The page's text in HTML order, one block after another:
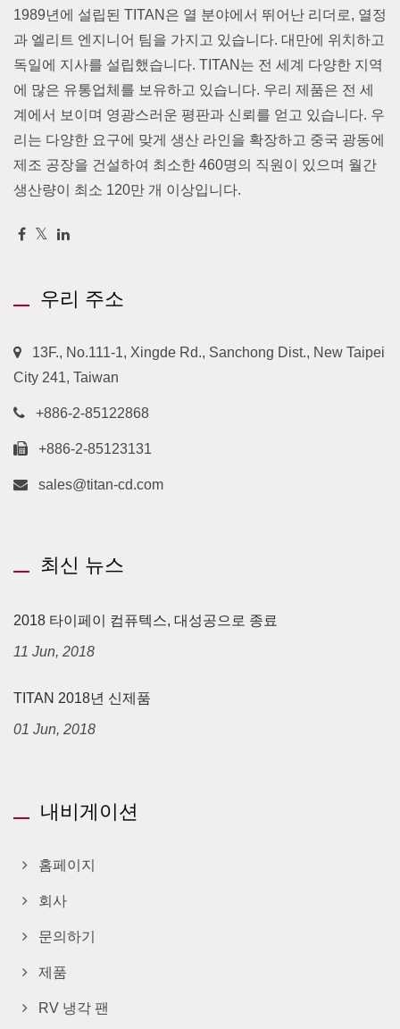
1989년에 설립된 TITAN은 열 분야에서 뛰어난 리더로, 열정
과 엘리트 엔지니어 팀을 가지고 있습니다. 대만에 위치하고
독일에 지사를 설립했습니다. TITAN는 전 세계 다양한 지역
에 많은 유통업체를 보유하고 있습니다. 우리 제품은 전 세
계에서 보이며 영광스러운 평판과 신뢰를 얻고 있습니다. 우
리는 다양한 요구에 맞게 생산 라인을 확장하고 중국 광동에
제조 공장을 건설하여 최소한 460명의 직원이 있으며 월간
생산량이 최소 120만 개 이상입니다.
우리 주소
13F., No.111-1, Xingde Rd., Sanchong Dist., New Taipei
City 241, Taiwan
+886-2-85122868
+886-2-85123131
sales@titan-cd.com
최신 뉴스
2018 타이페이 컴퓨텍스, 대성공으로 종료
11 Jun, 2018
TITAN 2018년 신제품
01 Jun, 2018
내비게이션
홈페이지
회사
문의하기
제품
RV 냉각 팬